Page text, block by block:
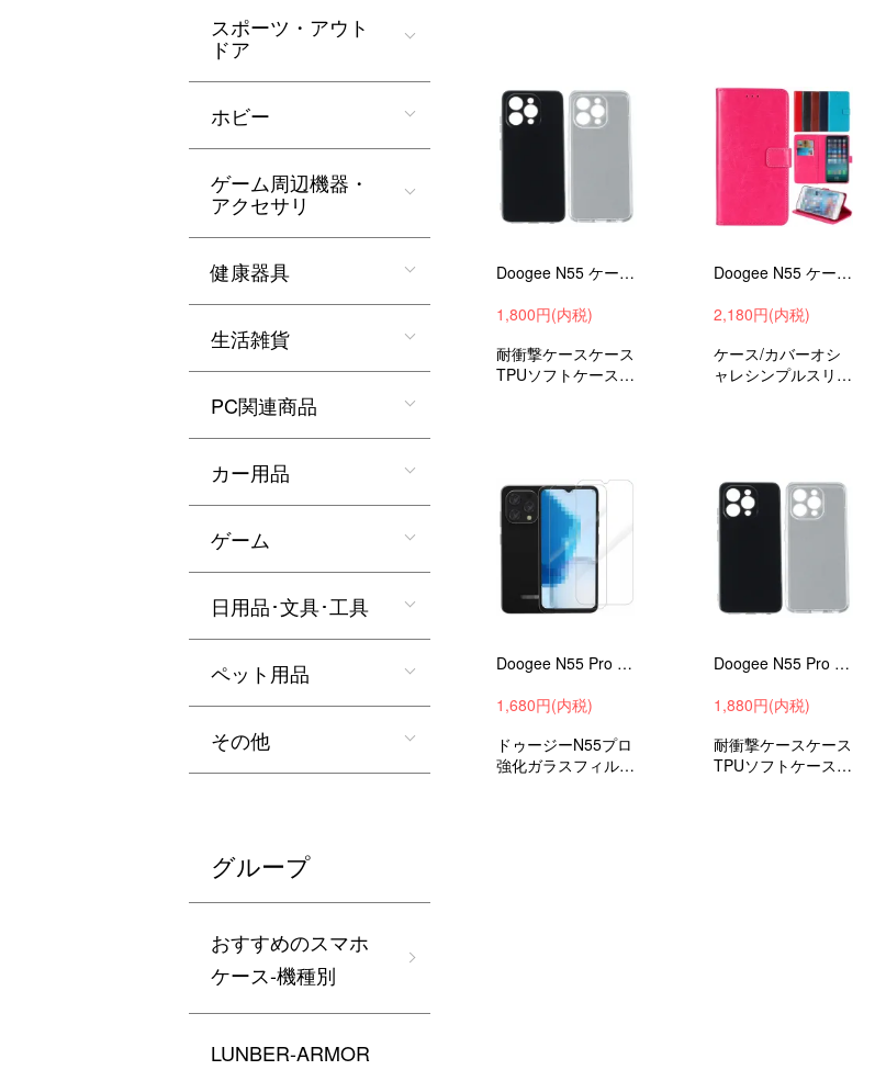
Doogee N55 ケース 耐衝撃 カバーTPU ソフトケース ドゥージー N55 角 保護 コーナーバンパー おすすめ
1,800円(内税)
耐衝撃ケースケース
TPUソフトケースド
Doogee N55 ケース 手帳型 カバー PUレザー 手帳型PUレザーケース スタンド機能 カード収納 アンドロイド
2,180円(内税)
ケース/カバーオシ
ャレシンプルスリム
Doogee N55 Pro ガラスフィルム 強化ガラス 2枚セット 硬度9h ドゥージー N55 プロ 液晶保護ガラス フィルム
1,680円(内税)
ドゥージーN55プロ
強化ガラスフィルム
Doogee N55 Pro ケース 耐衝撃 カバーTPU ソフトケース ドゥージー N55 プロ 角 保護 コーナーバンパー
1,880円(内税)
耐衝撃ケースケース
TPUソフトケースド
スポーツ・アウト
ドア
ホビー
ゲーム周辺機器・
アクセサリ
健康器具
生活雑貨
PC関連商品
カー用品
ゲーム
日用品･文具･工具
ペット用品
その他
グループ
おすすめのスマホ
ケース-機種別
LUNBER-ARMOR